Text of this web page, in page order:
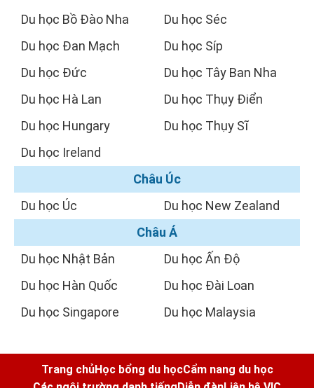
Du học Bồ Đào Nha
Du học Đan Mạch
Du học Đức
Du học Hà Lan
Du học Hungary
Du học Ireland
Du học Séc
Du học Síp
Du học Tây Ban Nha
Du học Thụy Điển
Du học Thụy Sĩ
Châu Úc
Du học Úc
Du học New Zealand
Châu Á
Du học Nhật Bản
Du học Hàn Quốc
Du học Singapore
Du học Ấn Độ
Du học Đài Loan
Du học Malaysia
Trang chủHọc bổng du họcCẩm nang du học